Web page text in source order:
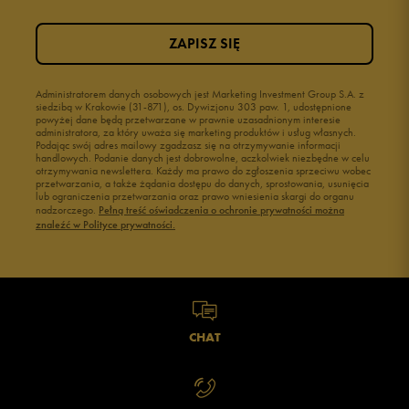
Administratorem danych osobowych jest Marketing Investment Group S.A. z
siedzibą w Krakowie (31-871), os. Dywizjonu 303 paw. 1, udostępnione
powyżej dane będą przetwarzane w prawnie uzasadnionym interesie
administratora, za który uważa się marketing produktów i usług własnych.
Podając swój adres mailowy zgadzasz się na otrzymywanie informacji
handlowych. Podanie danych jest dobrowolne, aczkolwiek niezbędne w celu
otrzymywania newslettera. Każdy ma prawo do zgłoszenia sprzeciwu wobec
przetwarzania, a także żądania dostępu do danych, sprostowania, usunięcia
lub ograniczenia przetwarzania oraz prawo wniesienia skargi do organu
nadzorczego. Pełną treść oświadczenia o ochronie prywatności można
znaleźć w Polityce prywatności.
ZAPISZ SIĘ
CHAT